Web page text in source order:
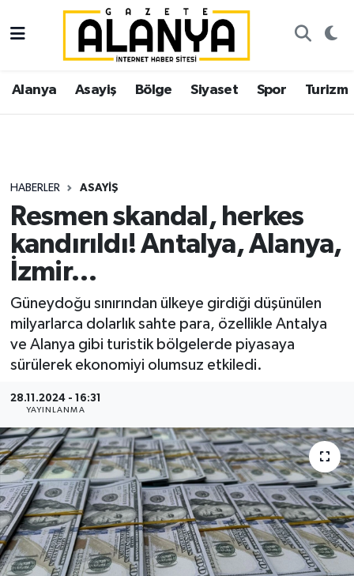
Alanya Asayiş Bölge Siyaset Spor Turizm
HABERLER ASAYIŞ
Resmen skandal, herkes
kandırıldı! Antalya, Alanya,
İzmir…
Güneydoğu sınırından ülkeye girdiği düşünülen
milyarlarca dolarlık sahte para, özellikle Antalya
ve Alanya gibi turistik bölgelerde piyasaya
sürülerek ekonomiyi olumsuz etkiledi.
28.11.2024 - 16:31
YAYINLANMA
Alanya
Asayiş
Siyaset
Spor
Turizm
Ekonomi
Gazipaşa
İstanbul Nöbetçi Eczaneler
İstanbul Hava Durumu
Süper Lig Puan Durumu ve Fikstür
Tüm Manşetler
Son Dakika Haberleri
Haber Arşivi